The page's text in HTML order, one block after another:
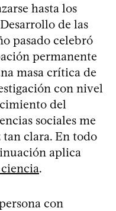
hasta los
de las
pasado celebró
permanente
masa crítica de
con nivel
del
sociales me
clara. En todo
aplica
.
con